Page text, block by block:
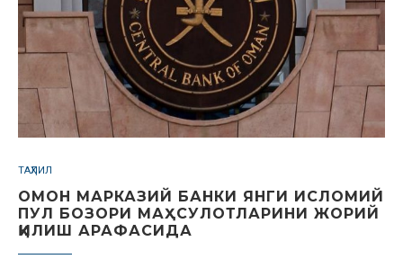
ТАҲЛИЛ
ОМОН МАРКАЗИЙ БАНКИ ЯНГИ ИСЛОМИЙ
ПУЛ БОЗОРИ МАҲСУЛОТЛАРИНИ ЖОРИЙ
ҚИЛИШ АРАФАСИДА